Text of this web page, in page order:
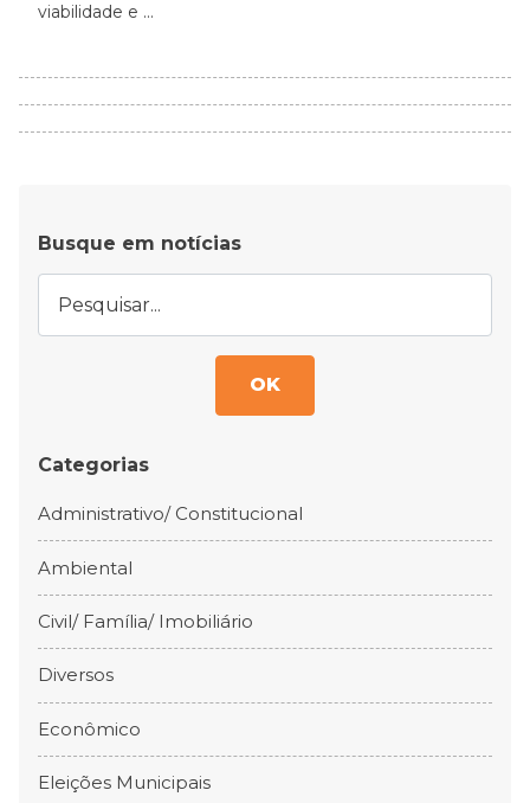
viabilidade e ...
Busque em notícias
OK
Categorias
Administrativo/ Constitucional
Ambiental
Civil/ Família/ Imobiliário
Diversos
Econômico
Eleições Municipais